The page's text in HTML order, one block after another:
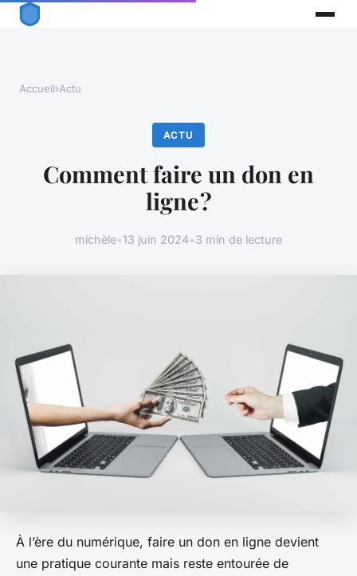
Accueil›Actu
ACTU
Comment faire un don en
ligne ?
michèle•13 juin 2024•3 min de lecture
À l’ère du numérique, faire un don en ligne devient
une pratique courante mais reste entourée de